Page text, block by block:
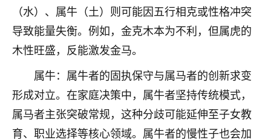
（水）、属牛（土）则可能因五行相克或性格冲突
导致能量失衡。例如，金克木本为不利，但属虎的
木性旺盛，反能激发金马。
属牛：属牛者的固执保守与属马者的创新求变
形成对立。在家庭决策中，属牛者坚持传统模式，
属马者主张突破常规，这种分歧可能延伸至子女教
育、职业选择等核心领域。属牛者的慢性子也会加
梦醒时分
我女儿高二叛逆，大半年不上学，一说她就要死要活
的，把我们两口子愁的不行，朋友给我推荐的慧来老
师，一开始我是病急乱投医，这半年来，法事一个个
做完，我女儿跟变了个人一样，不期望她能考多好的
大学，只要能安安稳稳的把书读了，身体心理都健健
康康的我就很知足了！
鹿森：可怜天下父母心啊！